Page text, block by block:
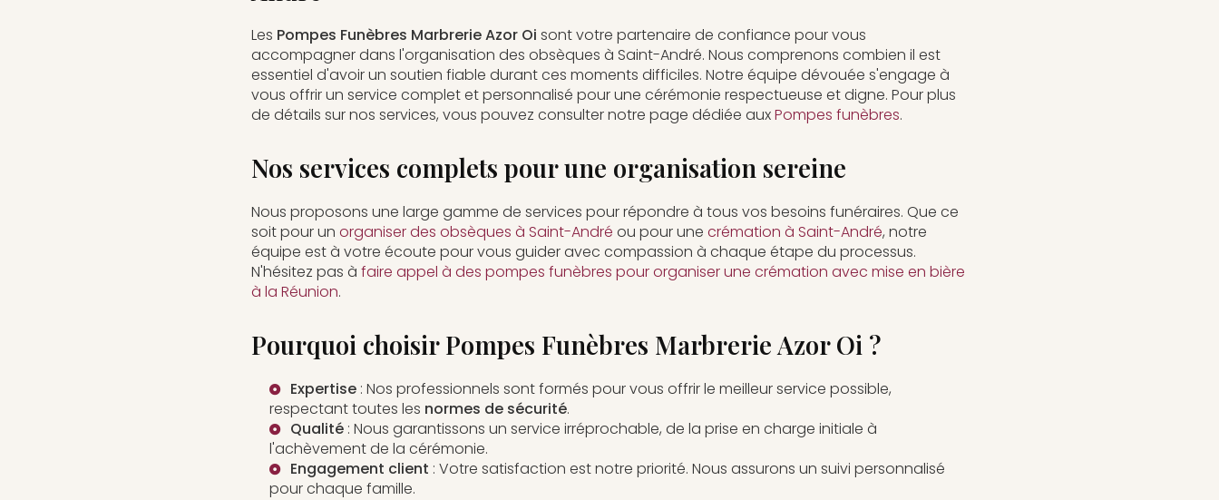
Les Pompes Funèbres Marbrerie Azor Oi sont votre partenaire de confiance pour vous
accompagner dans l'organisation des obsèques à Saint-André. Nous comprenons combien il est
essentiel d'avoir un soutien fiable durant ces moments difficiles. Notre équipe dévouée s'engage à
vous offrir un service complet et personnalisé pour une cérémonie respectueuse et digne. Pour plus
de détails sur nos services, vous pouvez consulter notre page dédiée auxPompes funèbres.
Nos services complets pour une organisation sereine
Nous proposons une large gamme de services pour répondre à tous vos besoins funéraires. Que ce
soit pour un organiser des obsèques à Saint-André ou pour une crémation à Saint-André, notre
équipe est à votre écoute pour vous guider avec compassion à chaque étape du processus.
N'hésitez pas à faire appel à des pompes funèbres pour organiser une crémation avec mise en bière
à la Réunion.
Pourquoi choisir Pompes Funèbres Marbrerie Azor Oi ?
Expertise : Nos professionnels sont formés pour vous offrir le meilleur service possible,
respectant toutes les normes de sécurité.
Qualité : Nous garantissons un service irréprochable, de la prise en charge initiale à
l'achèvement de la cérémonie.
Engagement client : Votre satisfaction est notre priorité. Nous assurons un suivi personnalisé
pour chaque famille.